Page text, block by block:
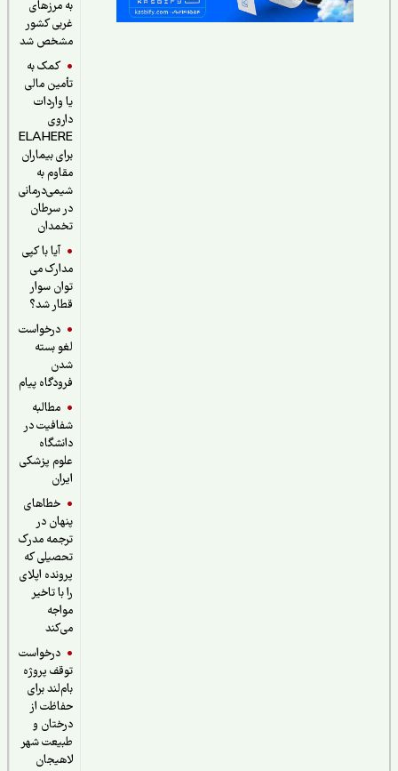
به مرزهای
غربی کشور
مشخص شد
کمک به
تأمین مالی
یا واردات
ELAHERE
برای بیماران
مقاوم به
شیمی‌درمانی
در سرطان
تخمدان
آیا با کپی
مدارک می
توان سوار
قطار شد؟
درخواست
لغو بسته
فرودگاه پیام
مطالبه
شفافیت در
دانشگاه
علوم پزشکی
خطاهای
پنهان در
ترجمه مدرک
تحصیلی که
پرونده اپلای
را با تاخیر
درخواست
توقف پروژه
بام‌لند برای
حفاظت از
درختان و
طبیعت شهر
لاهیجان